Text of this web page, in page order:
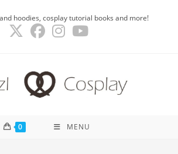
hoodies, cosplay tutorial books and more!
0 MENU